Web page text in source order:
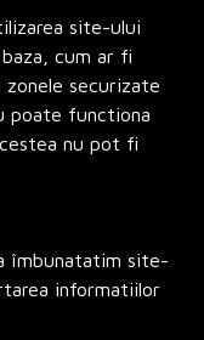
0
120
site-ului
cum ar fi
zonele securizate
poate functiona
nu pot fi
îmbunatatim site-
informatiilor